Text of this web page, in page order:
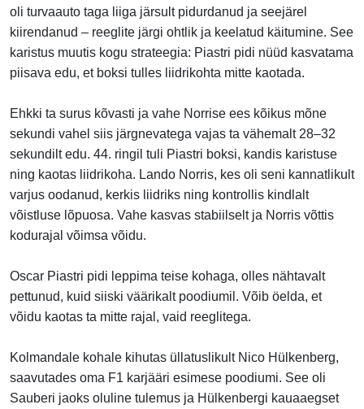
oli turvaauto taga liiga järsult pidurdanud ja seejärel
kiirendanud – reeglite järgi ohtlik ja keelatud käitumine. See
karistus muutis kogu strateegia: Piastri pidi nüüd kasvatama
piisava edu, et boksi tulles liidrikohta mitte kaotada.
Ehkki ta surus kõvasti ja vahe Norrise ees kõikus mõne
sekundi vahel siis järgnevatega vajas ta vähemalt 28–32
sekundilt edu. 44. ringil tuli Piastri boksi, kandis karistuse
ning kaotas liidrikoha. Lando Norris, kes oli seni kannatlikult
varjus oodanud, kerkis liidriks ning kontrollis kindlalt
võistluse lõpuosa. Vahe kasvas stabiilselt ja Norris võttis
kodurajal võimsa võidu.
Oscar Piastri pidi leppima teise kohaga, olles nähtavalt
pettunud, kuid siiski väärikalt poodiumil. Võib öelda, et
võidu kaotas ta mitte rajal, vaid reeglitega.
Kolmandale kohale kihutas üllatuslikult Nico Hülkenberg,
saavutades oma F1 karjääri esimese poodiumi. See oli
Sauberi jaoks oluline tulemus ja Hülkenbergi kauaaegset